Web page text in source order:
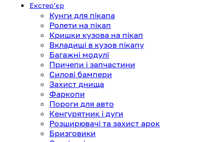
Екстерʼєр
Кунги для пікапа
Ролети на пікап
Кришки кузова на пікап
Вкладиші в кузов пікапу
Багажні модулі
Причепи і запчастини
Силові бампери
Захист днища
Фаркопи
Пороги для авто
Кенгурятник і дуги
Розширювачі та захист арок
Бризговики